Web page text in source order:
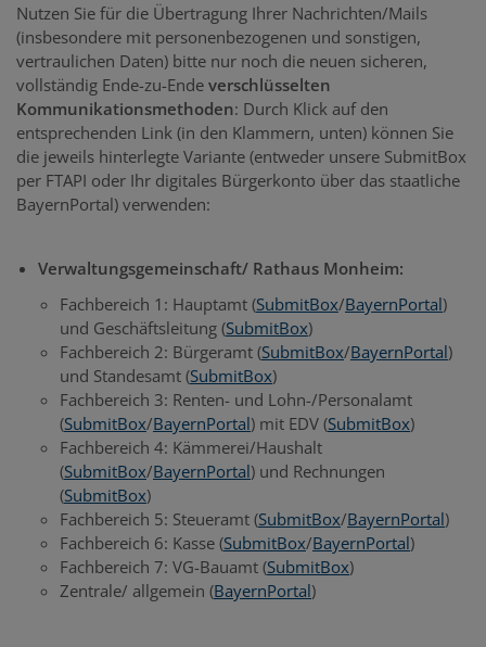
Nutzen Sie für die Übertragung Ihrer Nachrichten/Mails
(insbesondere mit personenbezogenen und sonstigen,
vertraulichen Daten) bitte nur noch die neuen sicheren,
vollständig Ende-zu-Ende verschlüsselten
Kommunikationsmethoden: Durch Klick auf den
entsprechenden Link (in den Klammern, unten) können Sie
die jeweils hinterlegte Variante (entweder unsere SubmitBox
per FTAPI oder Ihr digitales Bürgerkonto über das staatliche
BayernPortal) verwenden:
Verwaltungsgemeinschaft/ Rathaus Monheim:
Fachbereich 1: Hauptamt (SubmitBox/BayernPortal)
und Geschäftsleitung (SubmitBox)
Fachbereich 2: Bürgeramt (SubmitBox/BayernPortal)
und Standesamt (SubmitBox)
Fachbereich 3: Renten- und Lohn-/Personalamt
(SubmitBox/BayernPortal) mit EDV (SubmitBox)
Fachbereich 4: Kämmerei/Haushalt
(SubmitBox/BayernPortal) und Rechnungen
(SubmitBox)
Fachbereich 5: Steueramt (SubmitBox/BayernPortal)
Fachbereich 6: Kasse (SubmitBox/BayernPortal)
Fachbereich 7: VG-Bauamt (SubmitBox)
Zentrale/ allgemein (BayernPortal)